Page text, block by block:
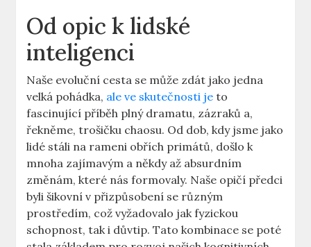
Od opic k lidské
inteligenci
Naše evoluční cesta se může zdát jako jedna
velká pohádka, ale ve skutečnosti je to
fascinující příběh plný dramatu, zázraků a,
řekněme, trošičku chaosu. Od dob, kdy jsme jako
lidé stáli na rameni obřích primátů, došlo k
mnoha zajímavým a někdy až absurdním
změnám, které nás formovaly. Naše opičí předci
byli šikovní v přizpůsobení se různým
prostředím, což vyžadovalo jak fyzickou
schopnost, tak i důvtip. Tato kombinace se poté